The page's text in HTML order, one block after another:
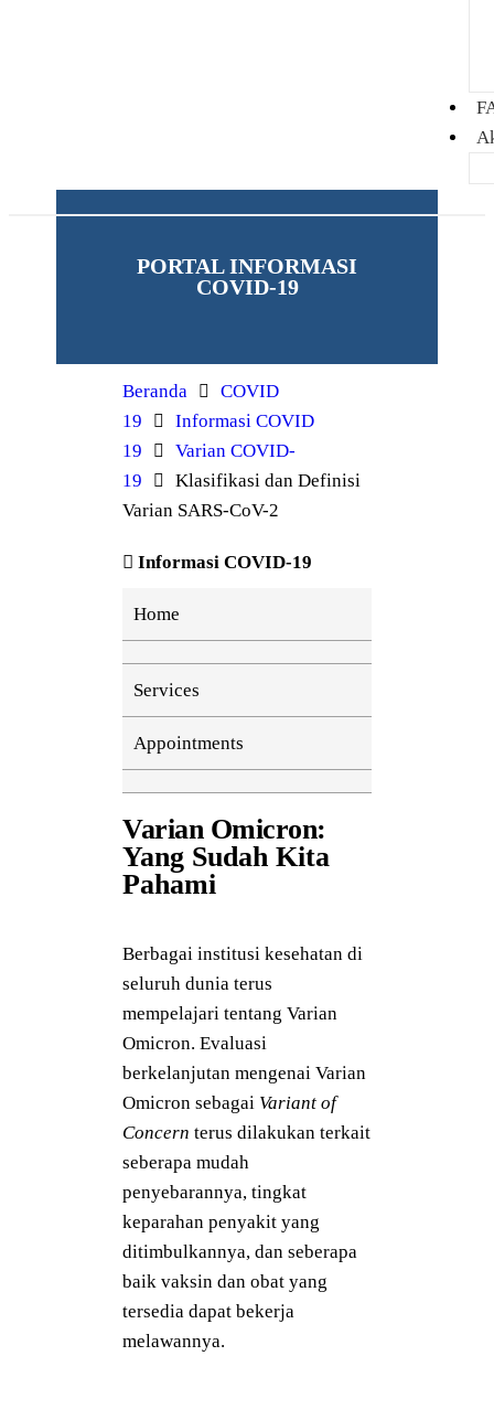
PORTAL INFORMASI
COVID-19
Beranda
COVID
19
Informasi COVID
19
Varian COVID-
19
Klasifikasi dan Definisi
Varian SARS-CoV-2
Informasi COVID-19
Home
Services
Appointments
Varian Omicron:
Yang Sudah Kita
Pahami
Berbagai institusi kesehatan di
seluruh dunia terus
mempelajari tentang Varian
Omicron. Evaluasi
berkelanjutan mengenai Varian
Omicron sebagai Variant of
Concernterus dilakukan terkait
seberapa mudah
penyebarannya, tingkat
keparahan penyakit yang
ditimbulkannya, dan seberapa
baik vaksin dan obat yang
tersedia dapat bekerja
melawannya.